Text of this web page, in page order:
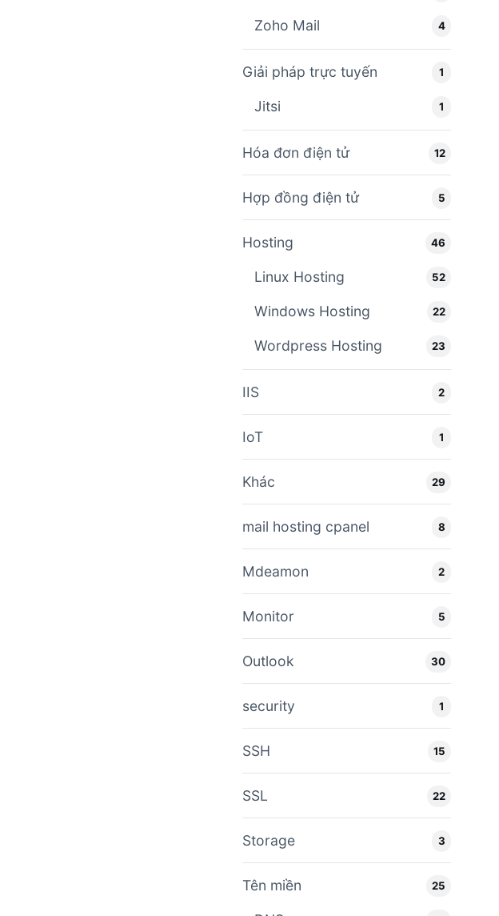
Zoho Mail 4
Giải pháp trực tuyến 1
Jitsi 1
Hóa đơn điện tử 12
Hợp đồng điện tử 5
Hosting 46
Linux Hosting 52
Windows Hosting 22
Wordpress Hosting 23
IIS 2
IoT 1
Khác 29
mail hosting cpanel 8
Mdeamon 2
Monitor 5
Outlook 30
security 1
SSH 15
SSL 22
Storage 3
Tên miền 25